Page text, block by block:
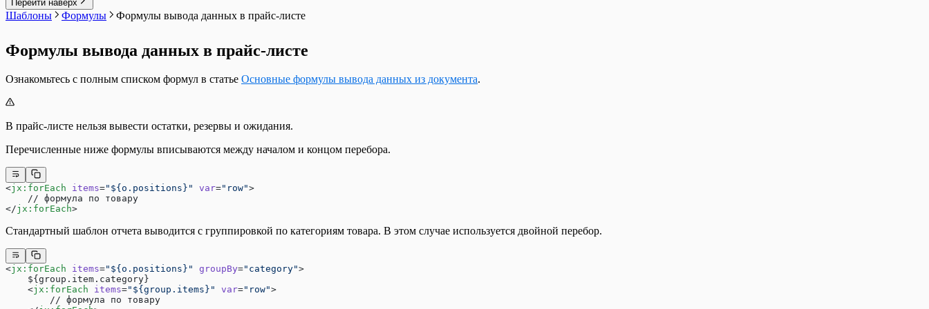
Шаблоны Договоров
Работа с весами с печатью этикеток
Работа с платежными терминалами на MSPOS
Сканер штрихкодов Honeywell 1470G
Сканер штрихкодов Mertech 2200 P2D
Сканер штрихкодов Атол 2108 Plus
Сканеры штрихкодов при работе с Кассой МойСклад
Штрих-М: Как изменить систему налогообложения в кассе
Штрих-М: Подключение по TCP/IP (Windows)
Документ Технологическая операция
Документ Технологическая карта
Список Возвратов поставщику
Список Возвратов покупателей
Список всех платежей
Список Входящих платежей
Список документов Отгрузка
Список документов Приемки
Список Заказов покупателей
Список Заказов поставщикам
Список Приходных ордеров
Список Розничных продаж
Список Розничных смен
Список Счетов-фактур выданных
Перейти наверх
Шаблоны Формулы Формулы вывода данных в прайс-листе
Формулы вывода данных в прайс-листе
Ознакомьтесь с полным списком формул в статье Основные формулы вывода данных из документа.
В прайс-листе нельзя вывести остатки, резервы и ожидания.
Перечисленные ниже формулы вписываются между началом и концом перебора.
<jx:forEach items="${o.positions}" var="row">
    // формула по товару
</jx:forEach>
Стандартный шаблон отчета выводится с группировкой по категориям товара. В этом случае используется двойной перебор.
<jx:forEach items="${o.positions}" groupBy="category">
    ${group.item.category}
    <
jx:forEach items="${group.items}" var="row">
        // формула по товару